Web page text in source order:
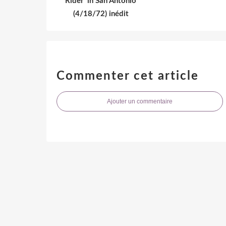
(4/18/72) inédit
Commenter cet article
Ajouter un commentaire